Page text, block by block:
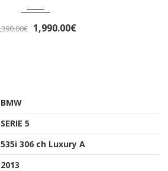
3,490.00€
BMW
SERIE 5
535i 306 ch Luxury A
2013